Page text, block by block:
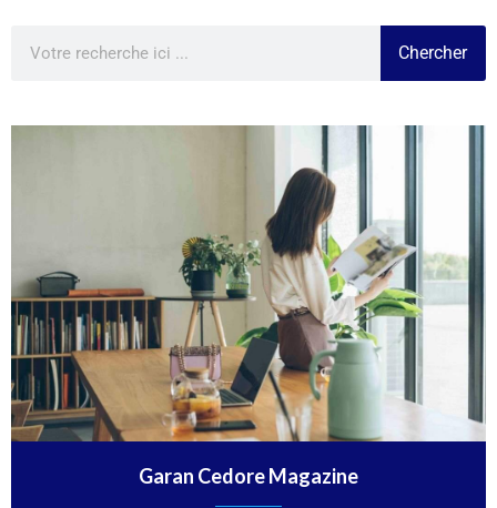
Chercher
Garan Cedore Magazine